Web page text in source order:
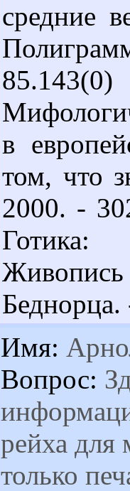
средние
в
том, что
2000. -
Готика:
Имя:
Вопрос:
рейха для
только